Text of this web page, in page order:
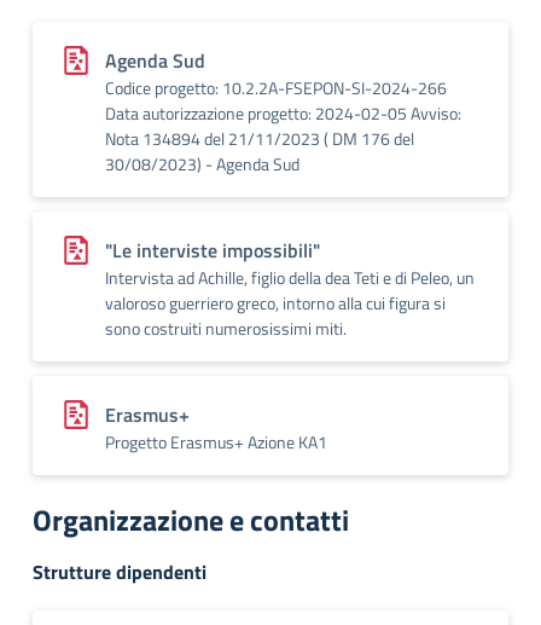
Agenda Sud
Codice progetto: 10.2.2A-FSEPON-SI-2024-266
Data autorizzazione progetto: 2024-02-05 Avviso:
Nota 134894 del 21/11/2023 ( DM 176 del
30/08/2023) - Agenda Sud
"Le interviste impossibili"
Intervista ad Achille, figlio della dea Teti e di Peleo, un
valoroso guerriero greco, intorno alla cui figura si
sono costruiti numerosissimi miti.
Erasmus+
Progetto Erasmus+ Azione KA1
Organizzazione e contatti
Strutture dipendenti